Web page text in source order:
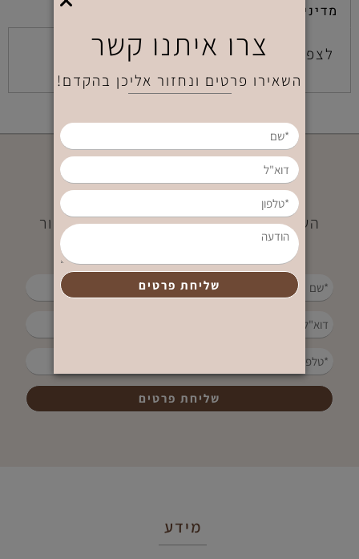
מדיניות משלוחים
לצפייה בתקנוןלחץ כאן
שמרי על קשר
השאירו פרטים ונציג מטעמנו ידאג לחזור
מידע
צרו איתנו קשר
השאירו פרטים ונחזור אליכן בהקדם!